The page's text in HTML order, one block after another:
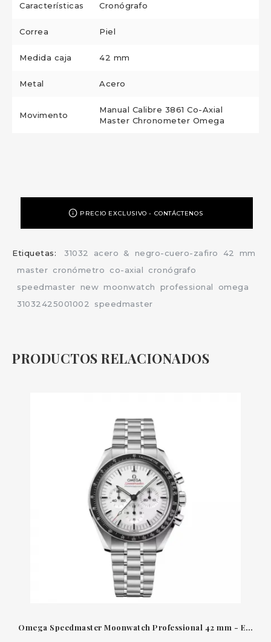
Características Cronógrafo
Correa Piel
Medida caja 42 mm
Metal Acero
Movimento
Manual Calibre 3861 Co-Axial
Master Chronometer Omega
PRECIO EXCLUSIVO - CONTÁCTENOS
Etiquetas: 31032 acero & negro-cuero-zafiro 42
mm
master cronómetro co-axial
cronógrafo
speedmaster new moonwatch professional
omega
31032425001002
speedmaster
PRODUCTOS RELACIONADOS
Omega Speedmaster Moonwatch Professional 42 mm - Esfera Blanca 31030425004001